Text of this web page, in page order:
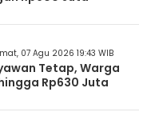
07 Agu 2026 19:43 WIB
Tetap, Warga
Rp630 Juta